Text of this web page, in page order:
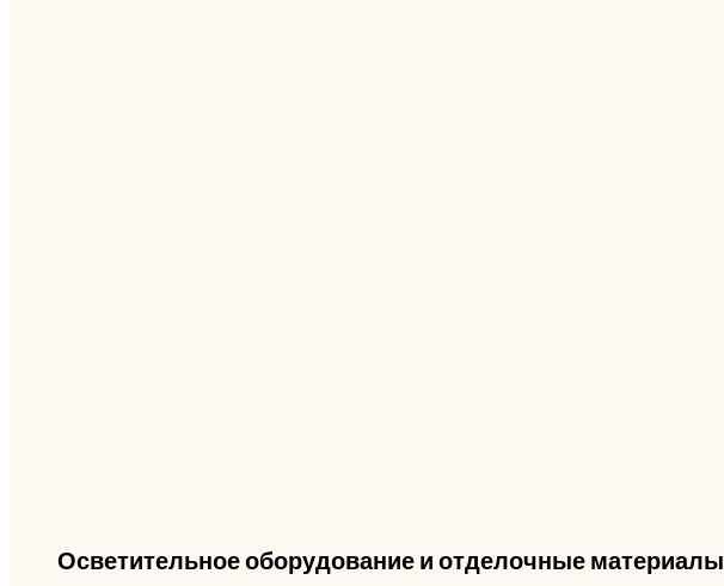
Осветительное оборудование и отделочные материалы